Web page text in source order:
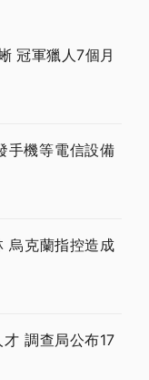
冠軍獵人7個月
手機等電信設備
烏克蘭指控造成
調查局公布17